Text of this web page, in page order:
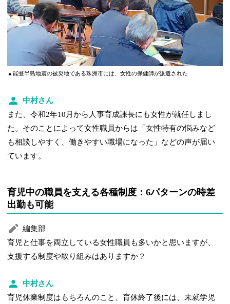
▲能登半島地震の被災地である珠洲市には、女性の保健師が派遣された
中村さん
また、令和2年10月から人事育成課長にも女性が就任しまし
た。そのことによって女性職員からは「女性特有の悩みなど
も相談しやすく、働きやすい職場になった」などの声が届い
ています。
育児中の職員を支える各種制度：6パターンの時差
出勤も可能
編集部
育児と仕事を両立している女性職員も多いかと思いますが、
支援する制度や取り組みはありますか？
中村さん
育児休業制度はもちろんのこと、育休終了後には、未就学児